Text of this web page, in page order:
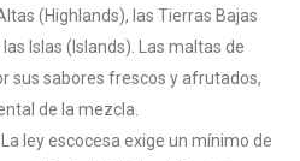
(Highlands), las Tierras Bajas
Islas (Islands). Las maltas de
sus sabores frescos y afrutados,
de la mezcla.
La ley escocesa exige un mínimo de